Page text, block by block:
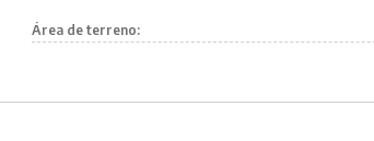
Área de terreno: